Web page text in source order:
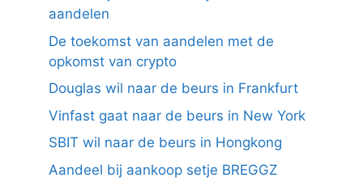
aandelen
De toekomst van aandelen met de
opkomst van crypto
Douglas wil naar de beurs in Frankfurt
Vinfast gaat naar de beurs in New York
SBIT wil naar de beurs in Hongkong
Aandeel bij aankoop setje BREGGZ